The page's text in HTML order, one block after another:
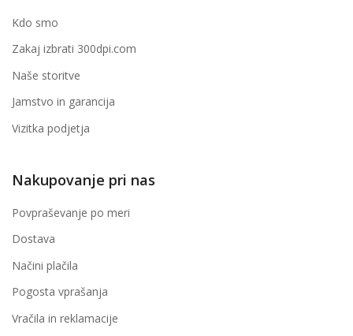
Kdo smo
Zakaj izbrati 300dpi.com
Naše storitve
Jamstvo in garancija
Vizitka podjetja
Nakupovanje pri nas
Povpraševanje po meri
Dostava
Načini plačila
Pogosta vprašanja
Vračila in reklamacije